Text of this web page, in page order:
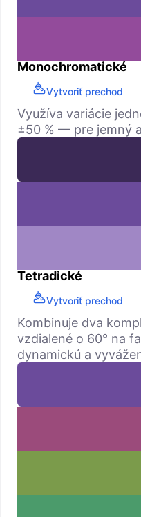
Monochromatické
Vytvoriť prechod
Využíva variácie
±50 % — pre jemný
Tetradické
Vytvoriť prechod
Kombinuje dva
vzdialené o 60° na
dynamickú a